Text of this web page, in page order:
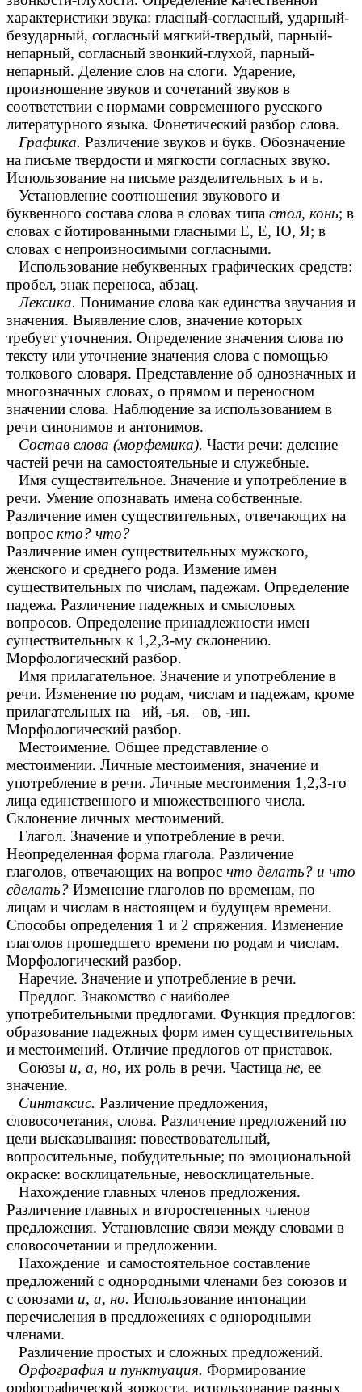
характеристики звука: гласный-согласный, ударный-
безударный, согласный мягкий-твердый, парный-
непарный, согласный звонкий-глухой, парный-
непарный. Деление слов на слоги. Ударение,
произношение звуков и сочетаний звуков в
соответствии с нормами современного русского
литературного языка. Фонетический разбор слова.
Графика. Различение звуков и букв. Обозначение
на письме твердости и мягкости согласных звуко.
Использование на письме разделительных ъ и ь.
Установление соотношения звукового и
буквенного состава слова в словах типа стол, конь; в
словах с йотированными гласными Е, Е, Ю, Я; в
словах с непроизносимыми согласными.
Использование небуквенных графических средств:
пробел, знак переноса, абзац.
Лексика. Понимание слова как единства звучания и
значения. Выявление слов, значение которых
требует уточнения. Определение значения слова по
тексту или уточнение значения слова с помощью
толкового словаря. Представление об однозначных и
многозначных словах, о прямом и переносном
значении слова. Наблюдение за использованием в
речи синонимов и антонимов.
Состав слова (морфемика). Части речи: деление
частей речи на самостоятельные и служебные.
Имя существительное. Значение и употребление в
речи. Умение опознавать имена собственные.
Различение имен существительных, отвечающих на
вопрос кто? что?
Различение имен существительных мужского,
женского и среднего рода. Измение имен
существительных по числам, падежам. Определение
падежа. Различение падежных и смысловых
вопросов. Определение принадлежности имен
существительных к 1,2,3-му склонению.
Морфологический разбор.
Имя прилагательное. Значение и употребление в
речи. Изменение по родам, числам и падежам, кроме
прилагательных на –ий, -ья. –ов, -ин.
Морфологический разбор.
Местоимение. Общее представление о
местоимении. Личные местоимения, значение и
употребление в речи. Личные местоимения 1,2,3-го
лица единственного и множественного числа.
Склонение личных местоимений.
Глагол. Значение и употребление в речи.
Неопределенная форма глагола. Различение
глаголов, отвечающих на вопрос что делать? и что
сделать? Изменение глаголов по временам, по
лицам и числам в настоящем и будущем времени.
Способы определения 1 и 2 спряжения. Изменение
глаголов прошедшего времени по родам и числам.
Морфологический разбор.
Наречие. Значение и употребление в речи.
Предлог. Знакомство с наиболее
употребительными предлогами. Функция предлогов:
образование падежных форм имен существительных
и местоимений. Отличие предлогов от приставок.
Союзы и, а, но, их роль в речи. Частица не, ее
значение.
Синтаксис. Различение предложения,
словосочетания, слова. Различение предложений по
цели высказывания: повествовательный,
вопросительные, побудительные; по эмоциональной
окраске: восклицательные, невосклицательные.
Нахождение главных членов предложения.
Различение главных и второстепенных членов
предложения. Установление связи между словами в
словосочетании и предложении.
Нахождение и самостоятельное составление
предложений с однородными членами без союзов и
с союзами и, а, но. Использование интонации
перечисления в предложениях с однородными
членами.
Различение простых и сложных предложений.
Орфография и пунктуация. Формирование
орфографической зоркости, использование разных